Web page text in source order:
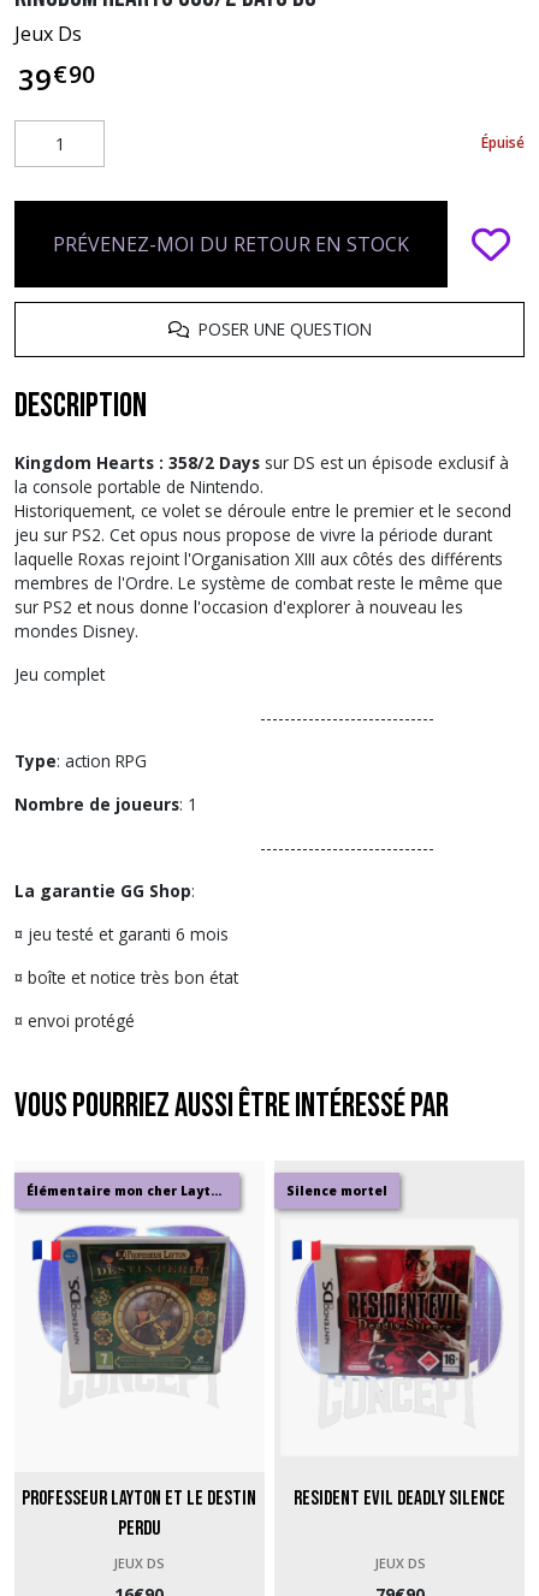
Jeux Ds
39€90
Épuisé
PRÉVENEZ-MOI DU RETOUR EN STOCK
POSER UNE QUESTION
Description
Kingdom Hearts : 358/2 Days sur DS est un épisode exclusif à
la console portable de Nintendo.
Historiquement, ce volet se déroule entre le premier et le second
jeu sur PS2. Cet opus nous propose de vivre la période durant
laquelle Roxas rejoint l'Organisation XIII aux côtés des différents
membres de l'Ordre. Le système de combat reste le même que
sur PS2 et nous donne l'occasion d'explorer à nouveau les
mondes Disney.
Jeu complet
-----------------------------
Type: action RPG
Nombre de joueurs: 1
-----------------------------
La garantie GG Shop:
¤ jeu testé et garanti 6 mois
¤ boîte et notice très bon état
¤ envoi protégé
Vous pourriez aussi être intéressé par
Élémentaire mon cher Layton
Professeur Layton et le Destin
Perdu
JEUX DS
Silence mortel
Resident Evil Deadly Silence
JEUX DS